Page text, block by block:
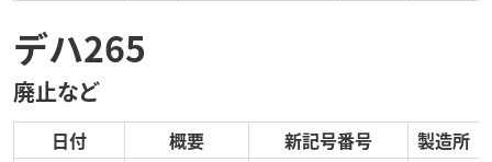
デハ265
廃止など
日付 概要 新記号番号 製造所